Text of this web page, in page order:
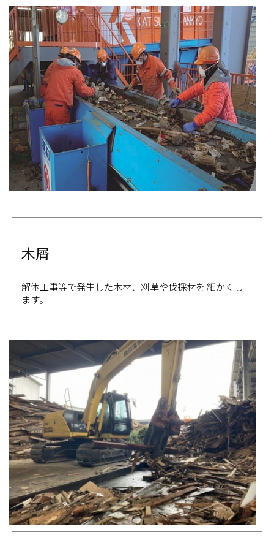
木屑
解体工事等で発生した木材、刈草や伐採材を 細かくし
ます。